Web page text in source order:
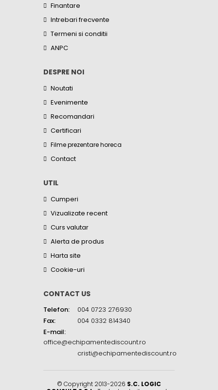
Finantare
Intrebari frecvente
Termeni si conditii
ANPC
DESPRE NOI
Noutati
Evenimente
Recomandari
Certificari
Filme prezentare horeca
Contact
UTIL
Cumperi
Vizualizate recent
Curs valutar
Alerta de produs
Harta site
Cookie-uri
CONTACT US
Telefon:
004 0723 276930
Fax:
004 0332 814340
E-mail:
office@echipamentediscount.ro
cristi@echipamentediscount.ro
© Copyright 2013-2026 S.C. LOGIC